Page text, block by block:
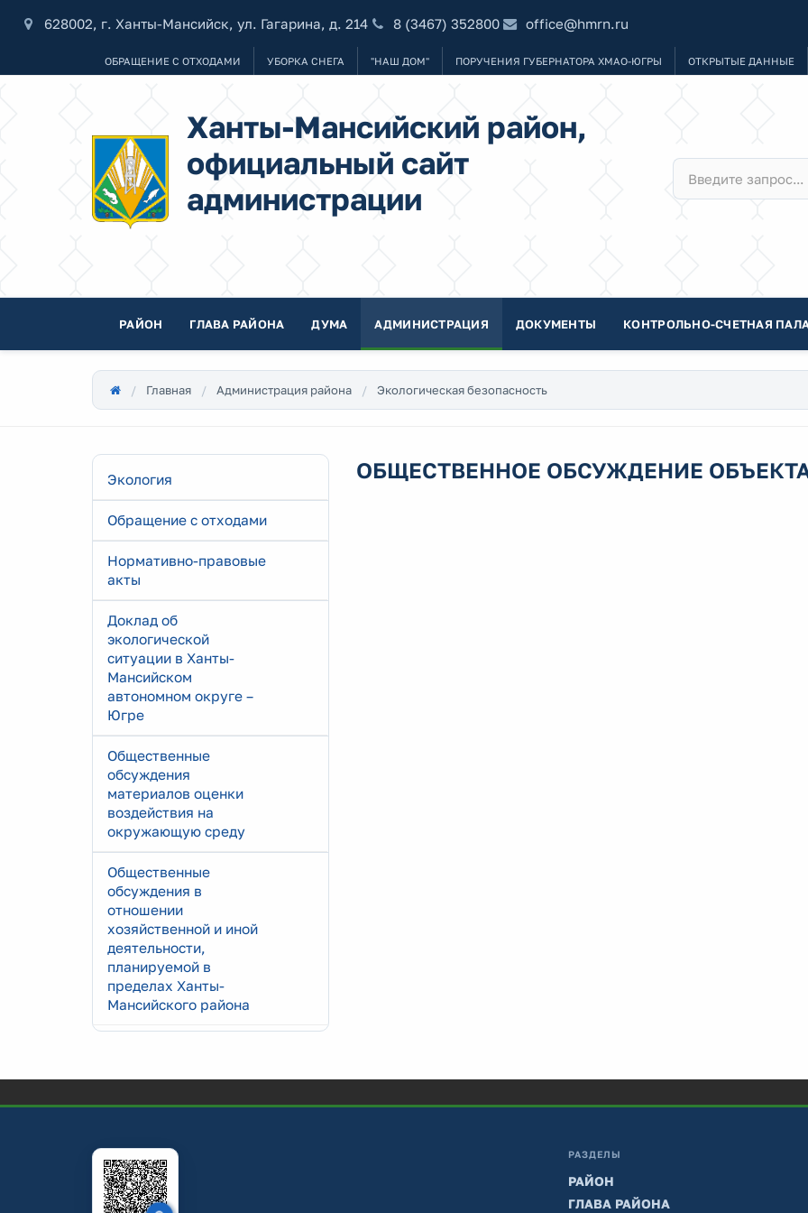
628002, г. Ханты-Мансийск, ул. Гагарина, д. 214 8 (3467) 352800 office@hmrn.ru
ОБРАЩЕНИЕ С ОТХОДАМИ УБОРКА СНЕГА "НАШ ДОМ" ПОРУЧЕНИЯ ГУБЕРНАТОРА ХМАО-ЮГРЫ ОТКРЫТЫЕ ДАННЫЕ
Ханты-Мансийский район,
официальный сайт
администрации
РАЙОН ГЛАВА РАЙОНА ДУМА АДМИНИСТРАЦИЯ ДОКУМЕНТЫ КОНТРОЛЬНО-СЧЕТНАЯ
Главная Администрация района Экологическая безопасность
Экология
Обращение с отходами
Нормативно-правовые
акты
Доклад об
экологической
ситуации в Ханты-
Мансийском
автономном округе –
Югре
Общественные
обсуждения
материалов оценки
воздействия на
окружающую среду
Общественные
обсуждения в
отношении
хозяйственной и иной
деятельности,
планируемой в
пределах Ханты-
Мансийского района
ОБЩЕСТВЕННОЕ ОБСУЖДЕНИЕ ОБЪЕКТА
РАЗДЕЛЫ
РАЙОН
ГЛАВА РАЙОНА